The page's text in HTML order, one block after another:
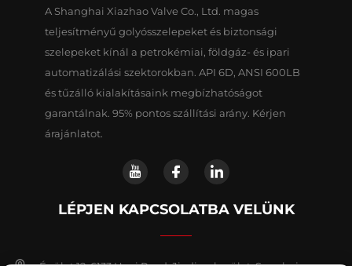
A Shanghai Xiazhao Valve Co., Ltd. magas
teljesítményű golyósszelepeket és biztonsági
szelepeket kínál a petrokémiai, földgáz- és ipari
automatizálási szektorokban. API 6D, ANSI 600LB
és tűzálló kialakításaink megbízhatóságot
garantálnak. 95% pontos szállítási arány. Kérjen
árajánlatot.
LÉPJEN KAPCSOLATBA VELÜNK